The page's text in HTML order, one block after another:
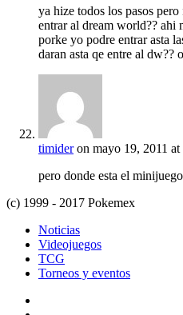
ya hize todos los pasos
entrar al dream world?? ahi
porke yo podre entrar asta
daran asta qe entre al dw??
timider on mayo 19, 2011
pero donde esta el minijuego
(c) 1999 - 2017 Pokemex
Noticias
Videojuegos
TCG
Torneos y eventos